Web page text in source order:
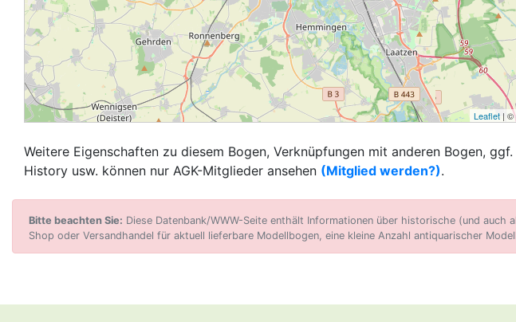
Leaflet | ©
Weitere Eigenschaften zu diesem Bogen, Verknüpfungen mit anderen Bogen,
History usw. können nur AGK-Mitglieder ansehen (Mitglied werden?).
Bitte beachten Sie: Diese Datenbank/WWW-Seite enthält Informationen über historische (und
Shop oder Versandhandel für aktuell lieferbare Modellbogen, eine kleine Anzahl antiquarischer